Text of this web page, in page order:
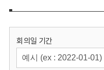
보
위
회의일 기간